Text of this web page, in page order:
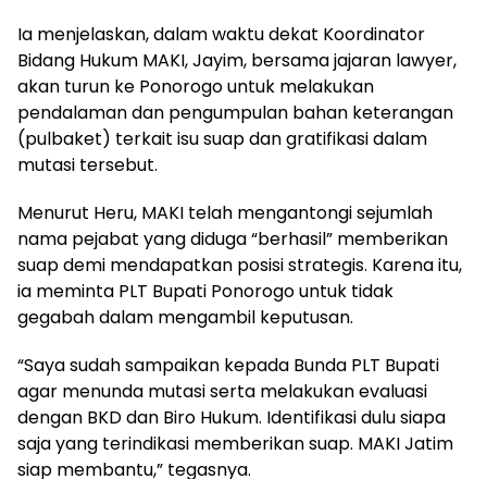
Ia menjelaskan, dalam waktu dekat Koordinator
Bidang Hukum MAKI, Jayim, bersama jajaran lawyer,
akan turun ke Ponorogo untuk melakukan
pendalaman dan pengumpulan bahan keterangan
(pulbaket) terkait isu suap dan gratifikasi dalam
mutasi tersebut.
Menurut Heru, MAKI telah mengantongi sejumlah
nama pejabat yang diduga “berhasil” memberikan
suap demi mendapatkan posisi strategis. Karena itu,
ia meminta PLT Bupati Ponorogo untuk tidak
gegabah dalam mengambil keputusan.
“Saya sudah sampaikan kepada Bunda PLT Bupati
agar menunda mutasi serta melakukan evaluasi
dengan BKD dan Biro Hukum. Identifikasi dulu siapa
saja yang terindikasi memberikan suap. MAKI Jatim
siap membantu,” tegasnya.